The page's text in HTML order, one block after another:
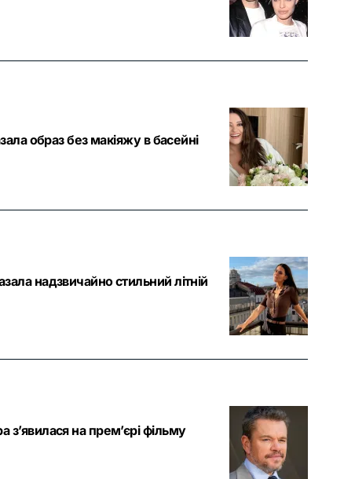
образ без макіяжу в басейні
надзвичайно стильний літній
на прем’єрі фільму